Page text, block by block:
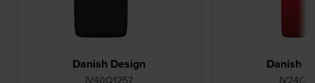
Danish Design Danish